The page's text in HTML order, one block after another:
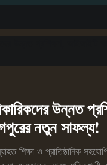
উন্নত
নতুন সাফল্য!
শিক্ষা ও প্রাতিষ্ঠানিক